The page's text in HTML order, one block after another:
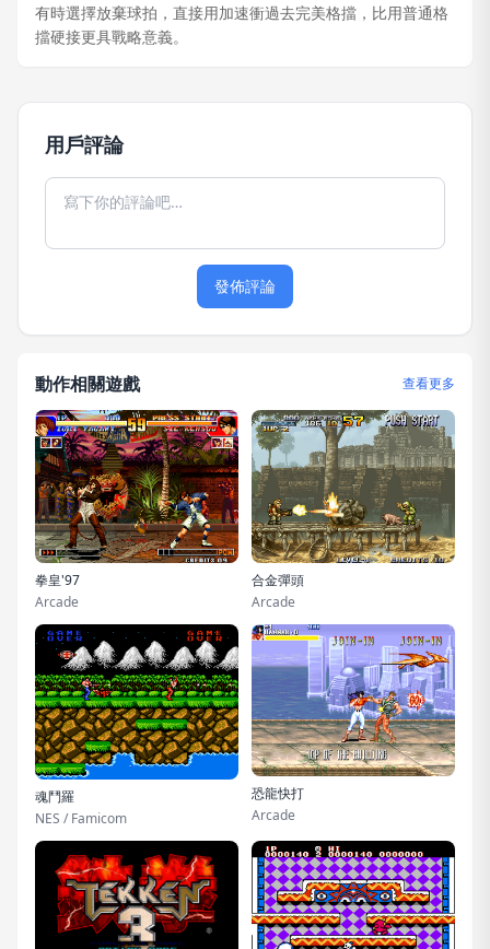
有時選擇放棄球拍，直接用加速衝過去完美格擋，比用普通格
擋硬接更具戰略意義。
用戶評論
發佈評論
動作相關遊戲 查看更多
拳皇'97
Arcade
合金彈頭
Arcade
魂鬥羅
NES / Famicom
恐龍快打
Arcade